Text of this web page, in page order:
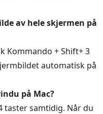
av hele skjermen på
Kommando + Shift+ 3
automatisk på
på Mac?
taster samtidig. Når du